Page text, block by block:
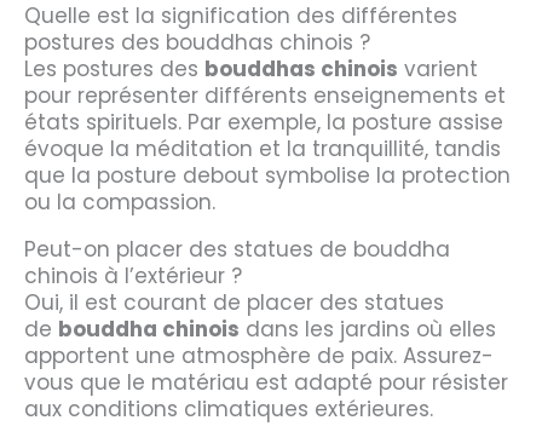
Quelle est la signification des différentes
postures des bouddhas chinois ?
Les postures des bouddhas chinois varient
pour représenter différents enseignements et
états spirituels. Par exemple, la posture assise
évoque la méditation et la tranquillité, tandis
que la posture debout symbolise la protection
ou la compassion.
Peut-on placer des statues de bouddha
chinois à l’extérieur ?
Oui, il est courant de placer des statues
de bouddha chinois dans les jardins où elles
apportent une atmosphère de paix. Assurez-
vous que le matériau est adapté pour résister
aux conditions climatiques extérieures.